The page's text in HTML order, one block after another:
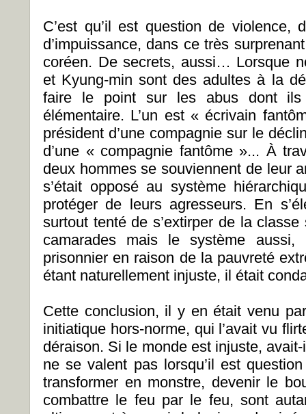
C’est qu’il est question de violence,
d’impuissance, dans ce très
coréen. De secrets, aussi… Lorsque
et Kyung-min sont des adultes à la
faire le point sur les abus dont ils
élémentaire. L’un est « écrivain
président d’une compagnie sur le
d’une « compagnie fantôme »... À
deux hommes se souviennent de leur
s’était opposé au système
protéger de leurs agresseurs. En
surtout tenté de s’extirper de la
camarades mais le système aussi,
prisonnier en raison de la pauvreté
étant naturellement injuste, il était
Cette conclusion, il y en était venu
initiatique hors-norme, qui l’avait vu
déraison. Si le monde est injuste,
ne se valent pas lorsqu’il est
transformer en monstre, devenir le
combattre le feu par le feu, sont